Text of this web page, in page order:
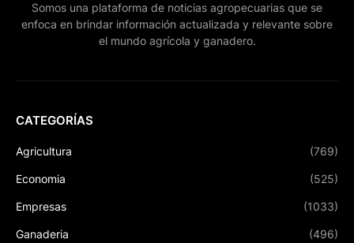
Somos una plataforma de noticias agropecuarias que se
enfoca en brindar información actualizada y relevante sobre
el mundo agrícola y ganadero.
CATEGORÍAS
Agricultura (769)
Economia (525)
Empresas (1033)
Ganaderia (496)